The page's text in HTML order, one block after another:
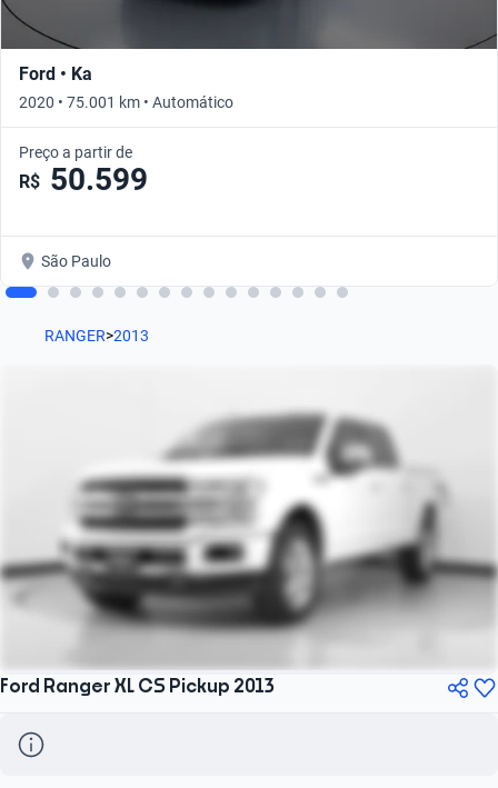
Ford • Ka
2020 • 75.001 km • Automático
Preço a partir de
R$ 50.599
São Paulo
RANGER>2013
Ford Ranger XL CS Pickup 2013